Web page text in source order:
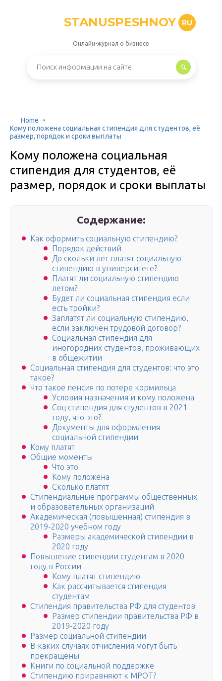
STANUSPESHNOY RU
Онлайн-журнал о бизнесе
Home
Кому положена социальная стипендия для студентов, её
размер, порядок и сроки выплаты
Кому положена социальная
стипендия для студентов, её
размер, порядок и сроки выплаты
Содержание:
Как оформить социальную стипендию?
Порядок действий
До скольки лет платят социальную
стипендию в университете?
Платят ли социальную стипендию
летом?
Будет ли социальная стипендия если
есть тройки?
Заплатят ли социальную стипендию,
если заключен трудовой договор?
Социальная стипендия для
иногородних студентов, проживающих
в общежитии
Социальная стипендия для студентов: что это
такое?
Что такое пенсия по потере кормильца
Условия назначения и кому положена
Соц стипендия для студентов в 2021
году, что это?
Документы для оформления
социальной стипендии
Кому платят
Общие моменты
Что это
Кому положена
Сколько платят
Стипендиальные программы общественных
и образовательных организаций
Академическая (повышенная) стипендия в
2019-2020 учебном году
Размеры академической стипендии в
2020 году
Повышение стипендии студентам в 2020
году в России
Кому платят стипендию
Как рассчитывается стипендия
студентам
Стипендия правительства РФ для студентов
Размер стипендии правительства РФ в
2019-2020 году
Размер социальной стипендии
В каких случаях отчисления могут быть
прекращены
Книги по социальной поддержке
Стипендию приравняют к МРОТ?